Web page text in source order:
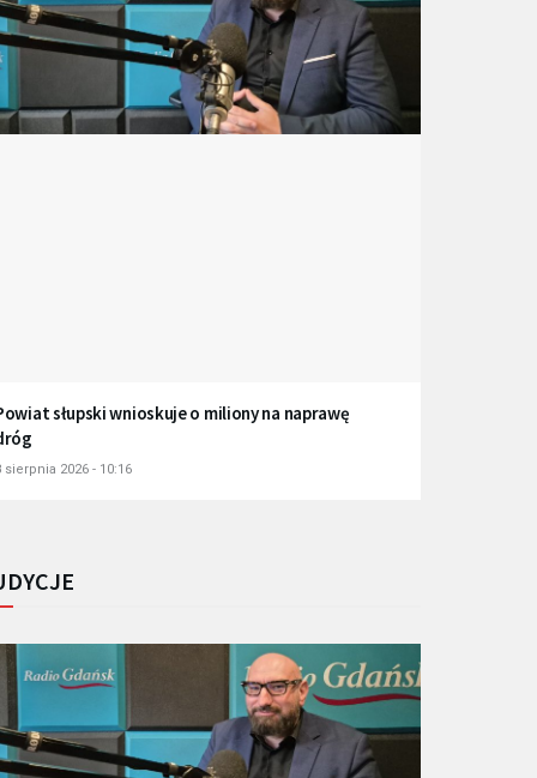
słupski wnioskuje o miliony na naprawę
sierpnia 2026 - 10:16